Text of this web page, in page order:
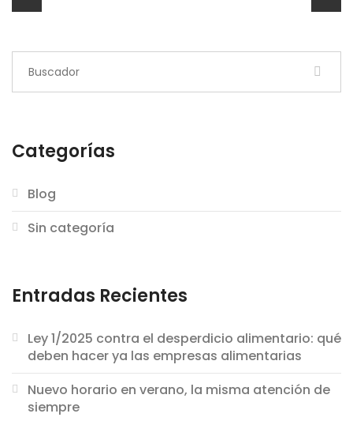
Categorías
Blog
Sin categoría
Entradas Recientes
Ley 1/2025 contra el desperdicio alimentario: qué
deben hacer ya las empresas alimentarias
Nuevo horario en verano, la misma atención de
siempre